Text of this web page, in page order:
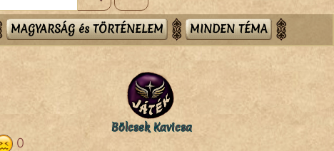
MAGYARSÁG és TÖRTÉNELEM MINDEN TÉMA
0
Bölcsek Kavicsa